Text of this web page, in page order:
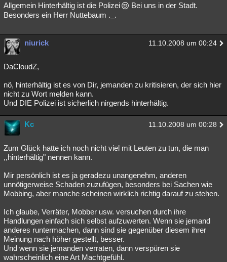
Allgemein Hinterhältig ist die Polizei
Bei uns in der Stadt.
Besonders ein Herr Nuttebaum ._.
niurick 11.10.2008 um 00:24
DaCloudZ,
nö, hinterhältig ist es von Dir, jemanden zu kritisieren, der sich hier
nicht zu Wort melden kann.
Und DIE Polizei ist sicherlich nirgends hinterhältig.
Kc 11.10.2008 um 00:28
Zum Glück hatte ich noch nicht viel mit Leuten zu tun, die man
,,hinterhältig" nennen kann.
Mir persönlich ist es ja geradezu unangenehm, anderen
unnötigerweise Schaden zuzufügen, besonders bei Sachen wie
Mobbing, aber manche scheinen wirklich richtig darauf zu stehen.
Ich glaube, Verräter, Mobber usw. versuchen durch ihre
Handlungen einfach sich selbst aufzuwerten. Wenn sie jemand
anderes runtermachen, dann sind sie gegenüber diesem ihrer
Meinung nach höher gestellt, besser.
Und wenn sie jemanden verraten, dann verspüren sie
wahrscheinlich eine Art Machtgefühl.